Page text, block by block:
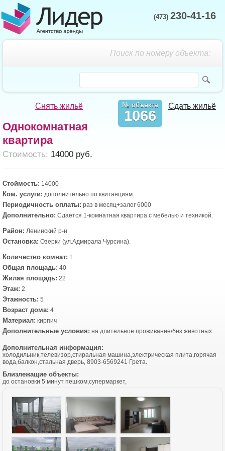
(473) 230-41-16
Поиск по номеру объекта:
Снять жильё Сдать жильё
№ объекта
1066
Однокомнатная
квартира
Cтоимость: 14000 руб.
Стоймость: 14000
Ком. услуги: дополнительно по квитанциям.
Периодичность оплаты: раз в месяц+залог 6000
Дополнительно: Сдается 1-комнатная квартира с мебелью и техникой.
Район: Ленинский р-н
Остановка: Озерки (ул.Адмирала Чурсина).
Количество комнат: 1
Общая площадь: 40
Жилая площадь: 22
Этаж: 2
Этажность: 5
Возраст дома: 4
Материал: кирпич
Дополнительные условия: на длительное проживание/без животных.
Дополнительная информация:
холодильник,телевизор,стиральная машина,электрическая плита,горячая
вода,балкон,стальная дверь, 8903-6569241 Грета.
Близлежащие объекты:
до остановки 5 минут пешком,супермаркет,